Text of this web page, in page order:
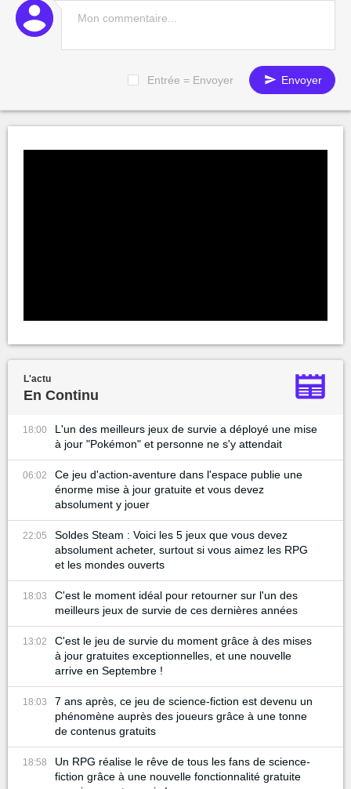
Entrée = Envoyer Envoyer
L'actu
En Continu
18:00
L'un des meilleurs jeux de survie a déployé une mise
à jour "Pokémon" et personne ne s'y attendait
06:02
Ce jeu d'action-aventure dans l'espace publie une
énorme mise à jour gratuite et vous devez
absolument y jouer
22:05
Soldes Steam : Voici les 5 jeux que vous devez
absolument acheter, surtout si vous aimez les RPG
et les mondes ouverts
18:03
C'est le moment idéal pour retourner sur l'un des
meilleurs jeux de survie de ces dernières années
13:02
C'est le jeu de survie du moment grâce à des mises
à jour gratuites exceptionnelles, et une nouvelle
arrive en Septembre !
18:03
7 ans après, ce jeu de science-fiction est devenu un
phénomène auprès des joueurs grâce à une tonne
de contenus gratuits
18:58
Un RPG réalise le rêve de tous les fans de science-
fiction grâce à une nouvelle fonctionnalité gratuite